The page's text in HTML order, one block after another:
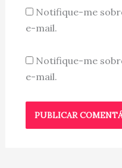
Notifique-me
e-mail.
Notifique-me
e-mail.